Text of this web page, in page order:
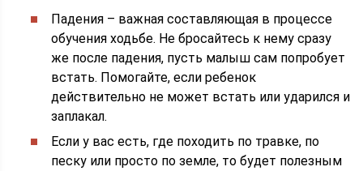
Падения – важная составляющая в процессе
обучения ходьбе. Не бросайтесь к нему сразу
же после падения, пусть малыш сам попробует
встать. Помогайте, если ребенок
действительно не может встать или ударился и
заплакал.
Если у вас есть, где походить по травке, по
песку или просто по земле, то будет полезным